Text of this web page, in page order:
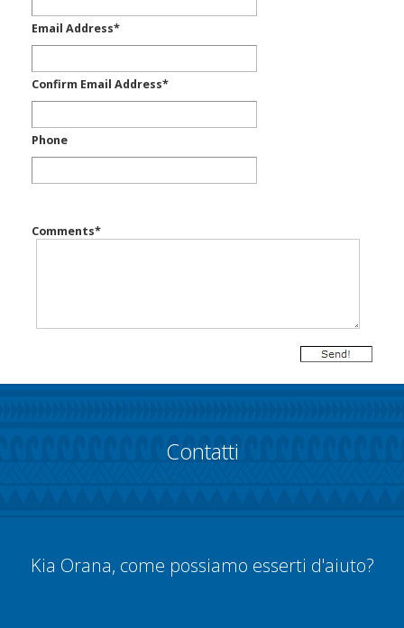
Email Address*
Confirm Email Address*
Phone
Comments*
Contatti
Kia Orana, come possiamo esserti d'aiuto?